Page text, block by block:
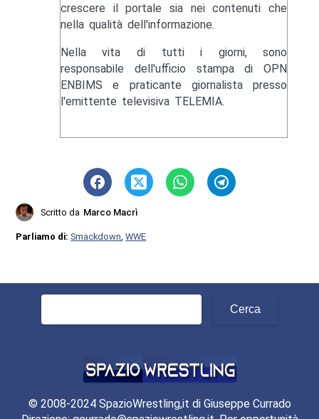
crescere il portale sia nei contenuti che
nella qualità dell'informazione.
Nella vita di tutti i giorni, sono
responsabile dell'ufficio stampa di OPN
ENBIMS e praticante giornalista presso
l'emittente televisiva TELEMIA.
Scritto da Marco Macrì
Parliamo di:Smackdown ,WWE
© 2008-2024 SpazioWrestling,it di Giuseppe Currado